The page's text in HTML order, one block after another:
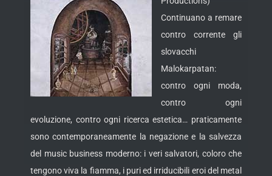
Continuano a remare
contro corrente gli
slovacchi
Malokarpatan:
contro ogni moda,
contro ogni
evoluzione, contro ogni ricerca estetica… praticamente
sono contemporaneamente la negazione e la salvezza
del music business moderno: i veri salvatori, coloro che
tengono viva la fiamma, i puri ed irriducibili eroi del metal